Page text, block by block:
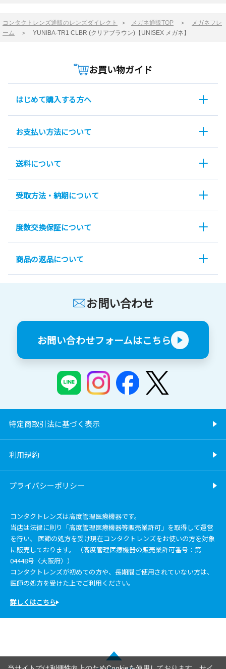
コンタクトレンズ通販のレンズダイレクト ＞ メガネ通販TOP ＞
メガネフレ
ーム ＞ YUNIBA-TR1 CLBR (クリアブラウン)【UNISEX メガネ】
お買い物ガイド
はじめて購入する方へ
お支払い方法について
送料について
受取方法・納期について
度数交換保証について
商品の返品について
お問い合わせ
お問い合わせフォームはこちら
特定商取引法に基づく表示
利用規約
プライバシーポリシー
コンタクトレンズは高度管理医療機器です。
当店は法律に則り「高度管理医療機器等販売業許可」を取得して運営
を行い、 医師の処方を受け現在コンタクトレンズをお使いの方を対象
に販売しております。 （高度管理医療機器の販売業許可番号：第
04448号〈大阪府〉）
コンタクトレンズが初めての方や、長期間ご使用されていない方は、
医師の処方を受けた上でご利用ください。
詳しくはこちら